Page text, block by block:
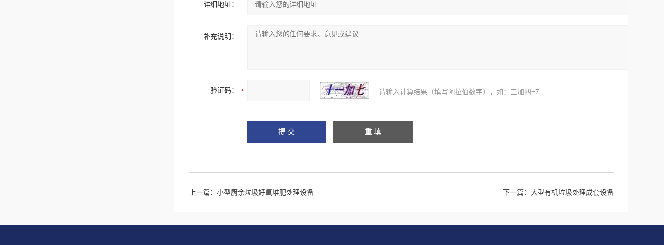
详细地址：
补充说明：
验证码： 请输入计算结果（填写阿拉伯数字），如：三加四=7
上一篇： 小型厨余垃圾好氧堆肥处理设备 下一篇： 大型有机垃圾处理成套设备